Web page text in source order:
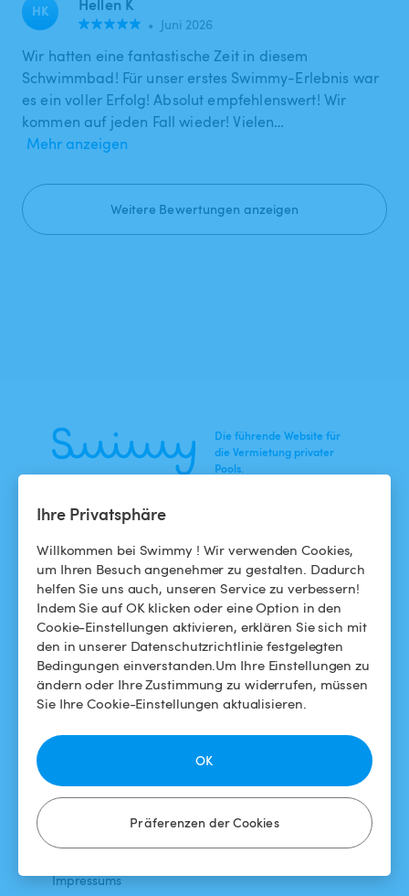
Ihre Privatsphäre
Willkommen bei Swimmy ! Wir verwenden Cookies,
um Ihren Besuch angenehmer zu gestalten. Dadurch
helfen Sie uns auch, unseren Service zu verbessern!
Indem Sie auf OK klicken oder eine Option in den
Cookie-Einstellungen aktivieren, erklären Sie sich mit
den in unserer Datenschutzrichtlinie festgelegten
Bedingungen einverstanden.Um Ihre Einstellungen zu
ändern oder Ihre Zustimmung zu widerrufen, müssen
Sie Ihre Cookie-Einstellungen aktualisieren.
Präferenzen der Cookies
OK
HK
• Juni 2026
Wir hatten eine fantastische Zeit in diesem
Schwimmbad! Für unser erstes Swimmy-Erlebnis war
es ein voller Erfolg! Absolut empfehlenswert! Wir
kommen auf jeden Fall wieder! Vielen…
Mehr anzeigen
Weitere Bewertungen anzeigen
Die führende Website für
die Vermietung privater
Pools.
NEWS
Blog
Swimmy in den Medien
Das Swimmy-Abenteuer
Für Badegäste
Für Gastgeber
Meinen Pool vermieten
So funktioniert's
Allgemeine
Geschäftsbedingungen
Datenschutzbestimmungen
Impressums
Instagram